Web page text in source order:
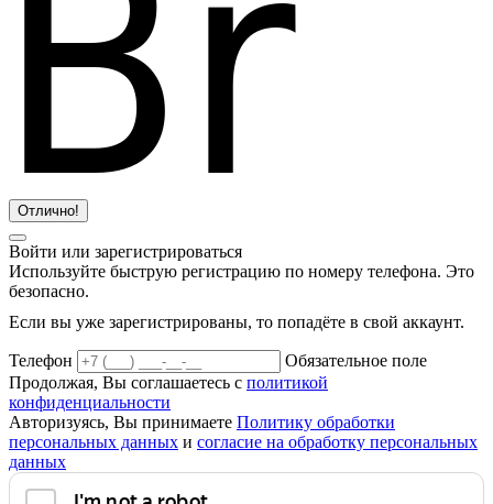
Отлично!
Войти или зарегистрироваться
Используйте быструю регистрацию по номеру телефона. Это
безопасно.
Если вы уже зарегистрированы, то попадёте в свой аккаунт.
Телефон
Обязательное поле
Продолжая, Вы соглашаетесь с политикой
конфиденциальности
Авторизуясь, Вы принимаете Политику обработки
персональных данных и согласие на обработку персональных
данных